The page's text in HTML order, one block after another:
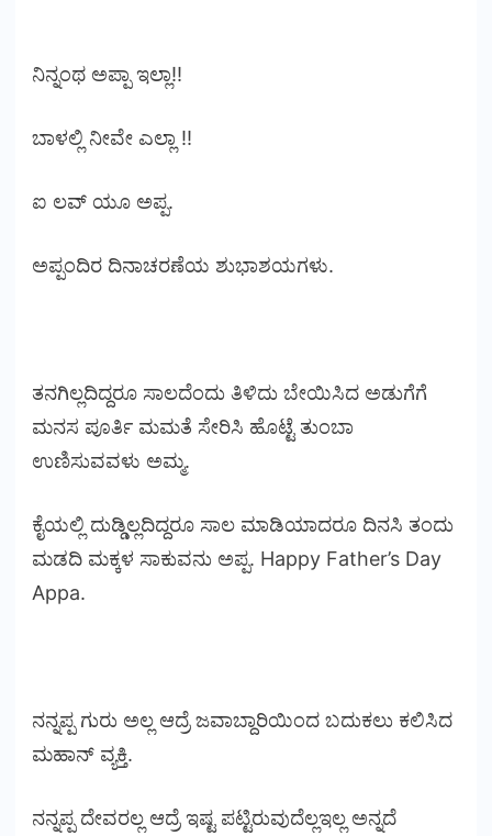
ನಿನ್ನಂಥ ಅಪ್ಪಾ ಇಲ್ಲಾ!!
ಬಾಳಲ್ಲಿ ನೀವೇ ಎಲ್ಲಾ !!
ಐ ಲವ್ ಯೂ ಅಪ್ಪ.
ಅಪ್ಪಂದಿರ ದಿನಾಚರಣೆಯ ಶುಭಾಶಯಗಳು.
ತನಗಿಲ್ಲದಿದ್ದರೂ ಸಾಲದೆಂದು ತಿಳಿದು ಬೇಯಿಸಿದ ಅಡುಗೆಗೆ
ಮನಸ ಪೂರ್ತಿ ಮಮತೆ ಸೇರಿಸಿ ಹೊಟ್ಟೆ ತುಂಬಾ
ಉಣಿಸುವವಳು ಅಮ್ಮ.
ಕೈಯಲ್ಲಿ ದುಡ್ಡಿಲ್ಲದಿದ್ದರೂ ಸಾಲ ಮಾಡಿಯಾದರೂ ದಿನಸಿ ತಂದು
ಮಡದಿ ಮಕ್ಕಳ ಸಾಕುವನು ಅಪ್ಪ. Happy Father’s Day
Appa.
ನನ್ನಪ್ಪ ಗುರು ಅಲ್ಲ ಆದ್ರೆ ಜವಾಬ್ದಾರಿಯಿಂದ ಬದುಕಲು ಕಲಿಸಿದ
ಮಹಾನ್ ವ್ಯಕ್ತಿ.
ನನ್ನಪ್ಪ ದೇವರಲ್ಲ ಆದ್ರೆ ಇಷ್ಟ ಪಟ್ಟಿರುವುದೆಲ್ಲಇಲ್ಲ ಅನ್ನದೆ